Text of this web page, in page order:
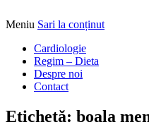
DrBendo.ro
Alimentatia sa iti
Meniu Sari la conținut
Cardiologie
Regim – Dieta
Despre noi
Contact
Etichetă: boala